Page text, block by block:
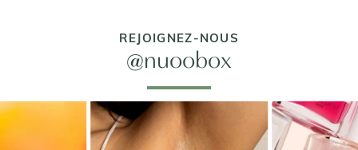
REJOIGNEZ-NOUS
@nuoobox